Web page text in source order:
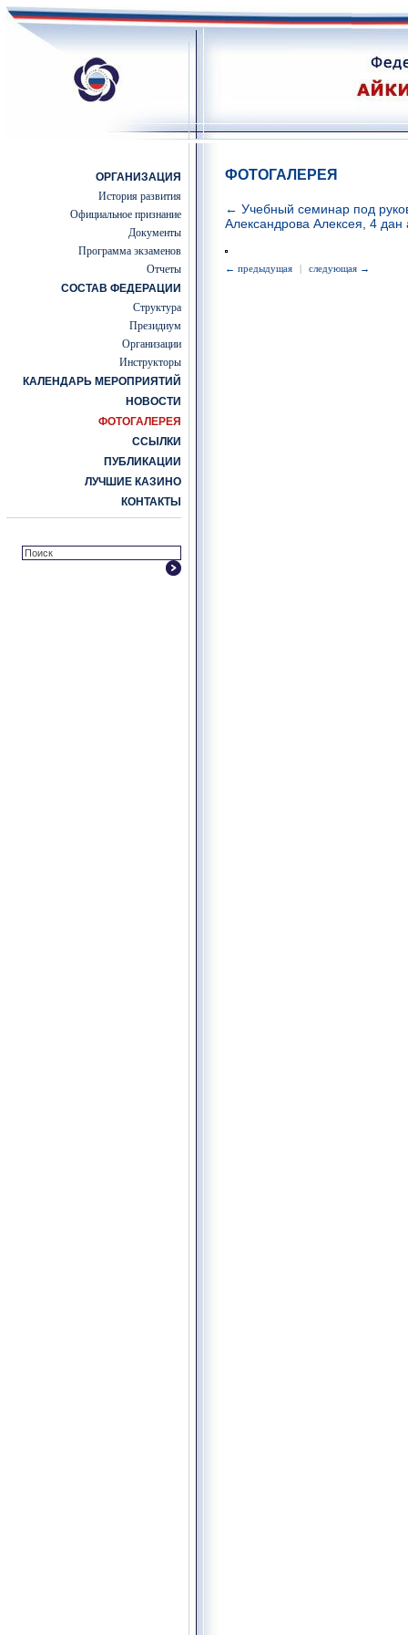
ОРГАНИЗАЦИЯ
История развития
Официальное признание
Документы
Программа экзаменов
Отчеты
СОСТАВ ФЕДЕРАЦИИ
Структура
Президиум
Организации
Инструкторы
КАЛЕНДАРЬ МЕРОПРИЯТИЙ
НОВОСТИ
ФОТОГАЛЕРЕЯ
ССЫЛКИ
ПУБЛИКАЦИИ
ЛУЧШИЕ КАЗИНО
КОНТАКТЫ
ФОТОГАЛЕРЕЯ
← Учебный семинар под
Александрова Алексея, 4 дан
← предыдущая | следующая →